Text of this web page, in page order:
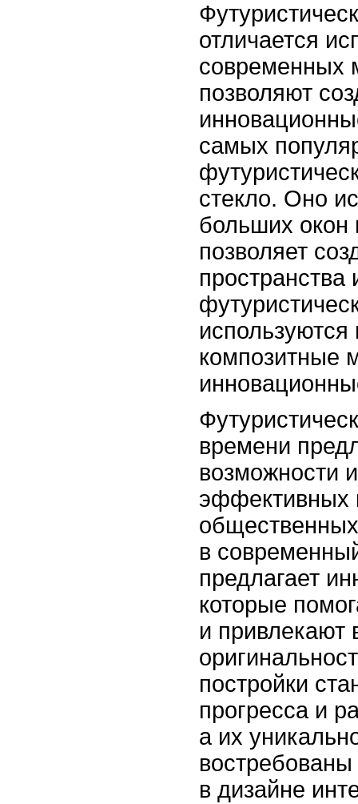
отличается
современных
позволяют
самых
стекло. Оно
больших окон
позволяет
пространства
композитные
времени
возможности
эффективных
в
предлагает
которые
и привлекают
постройки
прогресса и
а их
востребованы
в дизайне